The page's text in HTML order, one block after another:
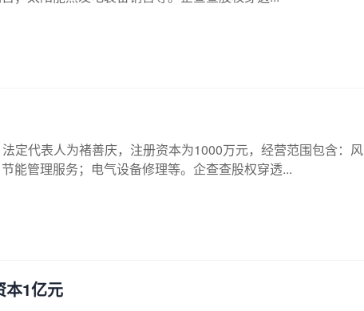
定代表人为褚善庆，注册资本为1000万元，经营范围包含：风
能管理服务；电气设备修理等。企查查股权穿透...
本1亿元